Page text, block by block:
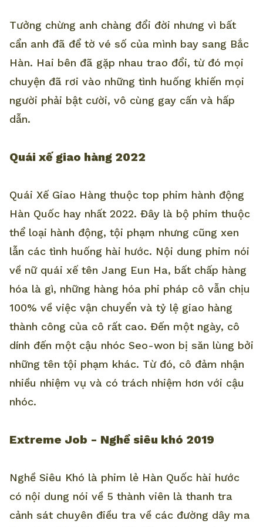
Tưởng chừng anh chàng đổi đời nhưng vì bất
cẩn anh đã để tờ vé số của mình bay sang Bắc
Hàn. Hai bên đã gặp nhau trao đổi, từ đó mọi
chuyện đã rơi vào những tình huống khiến mọi
người phải bật cười, vô cùng gay cấn và hấp
dẫn.
Quái xế giao hàng 2022
Quái Xế Giao Hàng thuộc top phim hành động
Hàn Quốc hay nhất 2022. Đây là bộ phim thuộc
thể loại hành động, tội phạm nhưng cũng xen
lẫn các tình huống hài hước. Nội dung phim nói
về nữ quái xế tên Jang Eun Ha, bất chấp hàng
hóa là gì, những hàng hóa phi pháp cô vẫn chịu
100% về việc vận chuyển và tỷ lệ giao hàng
thành công của cô rất cao. Đến một ngày, cô
dính đến một cậu nhóc Seo-won bị săn lùng bởi
những tên tội phạm khác. Từ đó, cô đảm nhận
nhiều nhiệm vụ và có trách nhiệm hơn với cậu
nhóc.
Extreme Job - Nghề siêu khó 2019
Nghề Siêu Khó là phim lẻ Hàn Quốc hài hước
có nội dung nói về 5 thành viên là thanh tra
cảnh sát chuyên điều tra về các đường dây ma